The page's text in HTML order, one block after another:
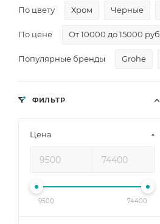
По цвету Хром Черные
По цене От 10000 до 15000 руб.
Популярные бренды Grohe
ФИЛЬТР
Цена
9500 74400